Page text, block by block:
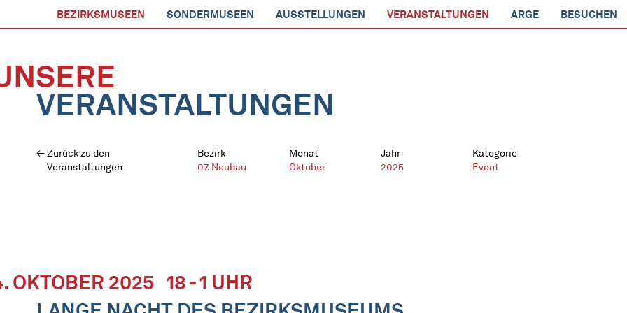
BEZIRKSMUSEEN SONDERMUSEEN AUSSTELLUNGEN VERANSTALTUNGEN ARGE BESUCHEN
VERANSTALTUNGEN
Zurück zu den
Veranstaltungen
Bezirk
07. Neubau
Monat
Oktober
Jahr
2025
Kategorie
Event
OKTOBER 2025 18 - 1 UHR